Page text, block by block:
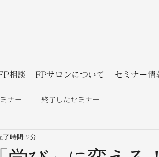
相談 FPサロンについて セミナー情
ナー 終了したセミナー
了時間: 2分